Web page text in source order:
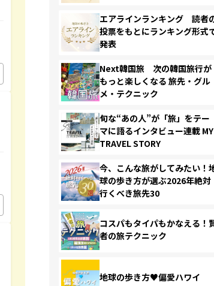
エアラインランキング 読者
投票をもとにランキング形式
発表
Next韓国旅 次の韓国旅行が
もっと楽しくなる 旅先・グル
メ・テクニック
旬な“あの人”が「旅」をテー
マに語るインタビュー連載 MY
TRAVEL STORY
今、こんな旅がしてみたい！
球の歩き方が選ぶ2026年絶対
行くべき旅先30
コスパもタイパもかなえる！
者の旅テクニック
地球の歩き方♥偏愛ハワイ